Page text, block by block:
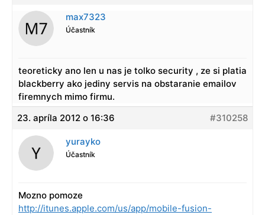
max7323
Účastník
teoreticky ano len u nas je tolko security , ze si platia
blackberry ako jediny servis na obstaranie emailov
firemnych mimo firmu.
23. apríla 2012 o 16:36
#310258
yurayko
Účastník
Mozno pomoze
http://itunes.apple.com/us/app/mobile-fusion-